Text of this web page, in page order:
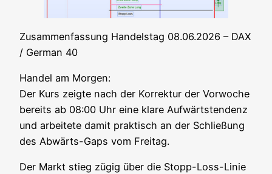
Zusam­men­fas­sung Han­dels­tag 08.06.2026 – DAX
/ Ger­man 40
Han­del am Mor­gen:
Der Kurs zeig­te nach der Kor­rek­tur der Vor­wo­che
bereits ab 08:00 Uhr eine kla­re Auf­wärts­ten­denz
und arbei­te­te damit prak­tisch an der Schlie­ßung
des Abwärts-Gaps vom Freitag.
Der Markt stieg zügig über die Stopp-Loss-Linie